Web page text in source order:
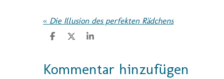
« Die Illusion des perfekten Rädchens
T
e
T
e
T
e
Kommentar hinzufügen